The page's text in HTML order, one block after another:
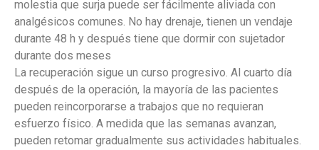
molestia que surja puede ser fácilmente aliviada con
analgésicos comunes. No hay drenaje, tienen un vendaje
durante 48 h y después tiene que dormir con sujetador
durante dos meses
La recuperación sigue un curso progresivo. Al cuarto día
después de la operación, la mayoría de las pacientes
pueden reincorporarse a trabajos que no requieran
esfuerzo físico. A medida que las semanas avanzan,
pueden retomar gradualmente sus actividades habituales.